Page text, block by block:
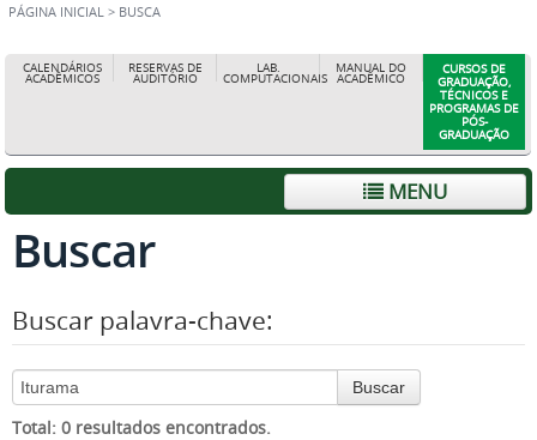
PÁGINA INICIAL > BUSCA
CALENDÁRIOS
ACADÊMICOS
RESERVAS DE
AUDITÓRIO
LAB.
COMPUTACIONAIS
MANUAL DO
ACADÊMICO
CURSOS DE
GRADUAÇÃO,
TÉCNICOS E
PROGRAMAS DE
PÓS-
GRADUAÇÃO
MENU
Buscar
Buscar palavra-chave:
Buscar
Total: 0 resultados encontrados.